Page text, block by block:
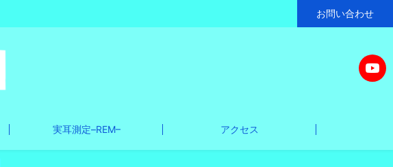
お問い合わせ
実耳測定–REM– アクセス